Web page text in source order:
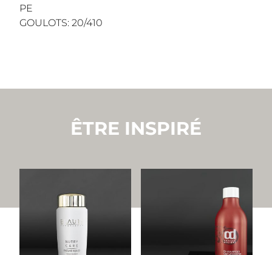
PE
GOULOTS: 20/410
ÊTRE INSPIRÉ